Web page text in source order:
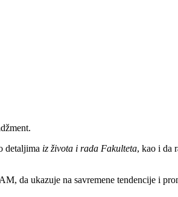
detaljima iz života i rada Fakulteta, kao i da
da ukazuje na savremene tendencije i